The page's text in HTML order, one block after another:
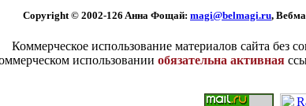
Copyright © 2002-126 Aннa Фoщaй: magi@belmagi.ru,
Коммерческое использование материалов сайта без
использовании обязательна активная